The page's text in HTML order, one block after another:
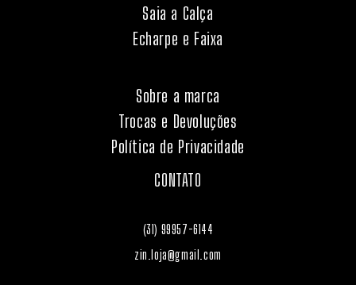
Saia a Calça
Echarpe e Faixa
Sobre a marca
Trocas e Devoluções
Política de Privacidade
CONTATO
(31) 99957-6144
zin.loja@gmail.com